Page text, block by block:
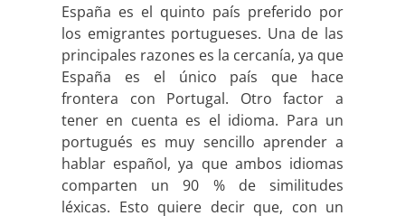
España es el quinto país preferido por
los emigrantes portugueses. Una de las
principales razones es la cercanía, ya que
España es el único país que hace
frontera con Portugal. Otro factor a
tener en cuenta es el idioma. Para un
portugués es muy sencillo aprender a
hablar español, ya que ambos idiomas
comparten un 90 % de similitudes
léxicas. Esto quiere decir que, con un